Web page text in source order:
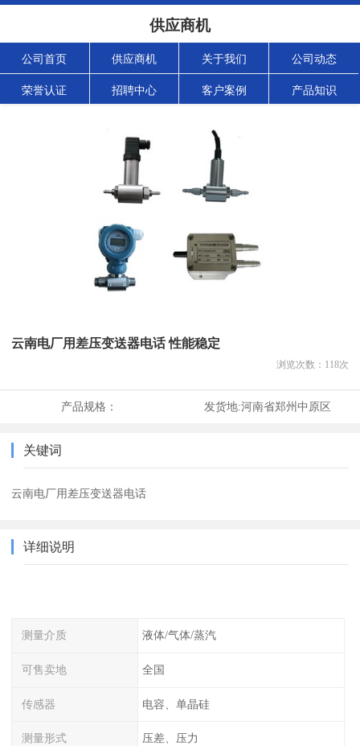
供应商机
公司首页 供应商机 关于我们 公司动态
荣誉认证 招聘中心 客户案例 产品知识
云南电厂用差压变送器电话 性能稳定
浏览次数： 118次
产品规格： 发货地:河南省郑州中原区
关键词
云南电厂用差压变送器电话
详细说明
测量介质 液体/气体/蒸汽
可售卖地 全国
传感器 电容、单晶硅
测量形式 压差、压力